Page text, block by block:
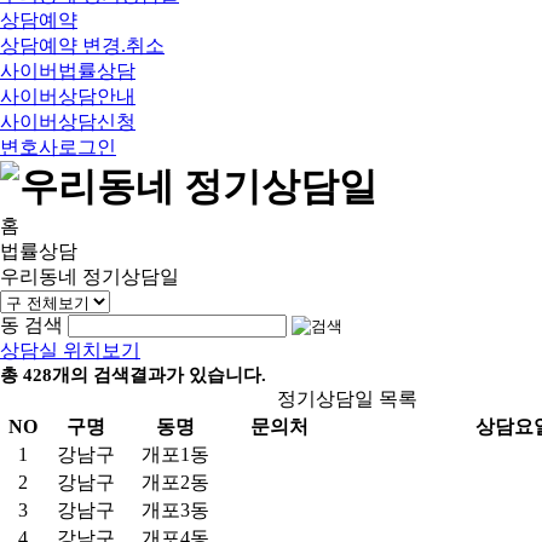
상담예약
상담예약 변경.취소
사이버법률상담
사이버상담안내
사이버상담신청
변호사로그인
홈
법률상담
우리동네 정기상담일
동 검색
상담실 위치보기
총 428개의 검색결과가 있습니다.
정기상담일 목록
NO
구명 동명 문의처
상담요
1
강남구
개포1동
2
강남구
개포2동
3
강남구
개포3동
4
강남구 개포4동